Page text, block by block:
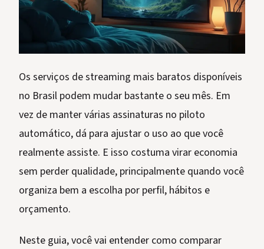
Os serviços de streaming mais baratos disponíveis
no Brasil podem mudar bastante o seu mês. Em
vez de manter várias assinaturas no piloto
automático, dá para ajustar o uso ao que você
realmente assiste. E isso costuma virar economia
sem perder qualidade, principalmente quando você
organiza bem a escolha por perfil, hábitos e
orçamento.
Neste guia, você vai entender como comparar